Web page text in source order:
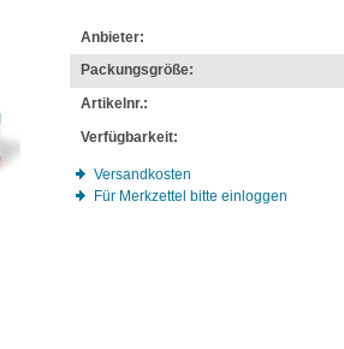
Anbieter:
Packungsgröße:
Artikelnr.:
Verfügbarkeit:
Versandkosten
Für Merkzettel bitte einloggen